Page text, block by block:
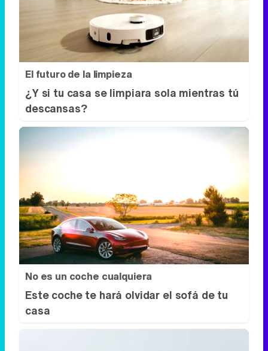
¿Y si tu casa se limpiara sola mientras tú
descansas?
No es un coche cualquiera
Este coche te hará olvidar el sofá de tu
casa